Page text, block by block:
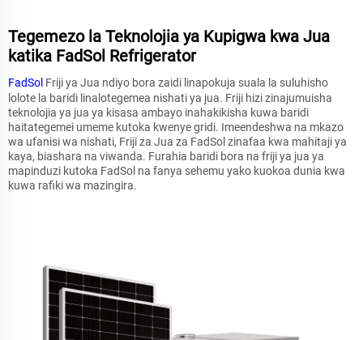
Tegemezo la Teknolojia ya Kupigwa kwa Jua
katika FadSol Refrigerator
FadSol Friji ya Jua ndiyo bora zaidi linapokuja suala la suluhisho
lolote la baridi linalotegemea nishati ya jua. Friji hizi zinajumuisha
teknolojia ya jua ya kisasa ambayo inahakikisha kuwa baridi
haitategemei umeme kutoka kwenye gridi. Imeendeshwa na mkazo
wa ufanisi wa nishati, Friji za Jua za FadSol zinafaa kwa mahitaji ya
kaya, biashara na viwanda. Furahia baridi bora na friji ya jua ya
mapinduzi kutoka FadSol na fanya sehemu yako kuokoa dunia kwa
kuwa rafiki wa mazingira.